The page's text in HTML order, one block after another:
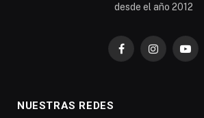
desde el año 2012
FacebookInstagram
NUESTRAS REDES